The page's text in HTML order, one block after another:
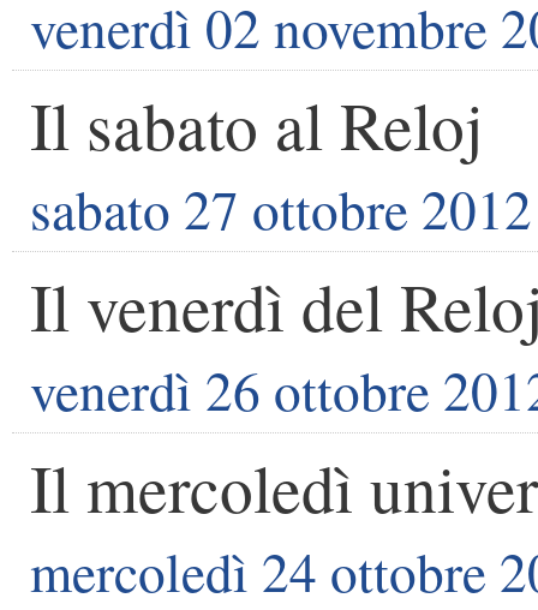
venerdì 02 novembre
Il sabato al Reloj
sabato 27 ottobre 2012
Il venerdì del
venerdì 26 ottobre
Il mercoledì
mercoledì 24 ottobre